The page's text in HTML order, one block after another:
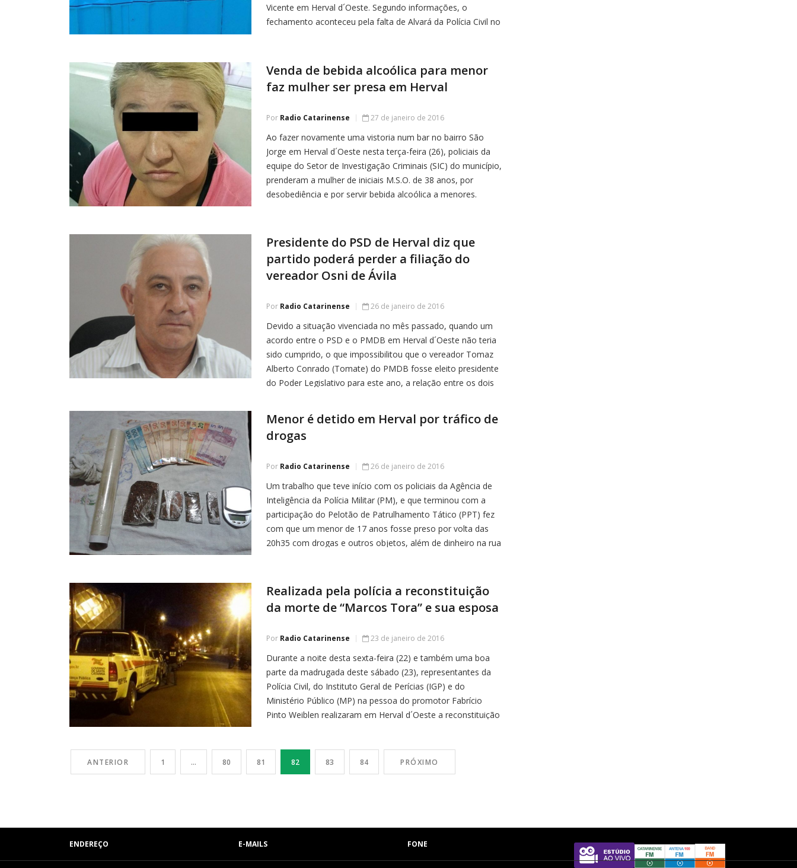
Vicente em Herval d´Oeste. Segundo informações, o
fechamento aconteceu pela falta de Alvará da Polícia Civil no
Venda de bebida alcoólica para menor
faz mulher ser presa em Herval
Por Radio Catarinense 27 de janeiro de 2016
Ao fazer novamente uma vistoria num bar no bairro São
Jorge em Herval d´Oeste nesta terça-feira (26), policiais da
equipe do Setor de Investigação Criminais (SIC) do município,
prenderam a mulher de iniciais M.S.O. de 38 anos, por
desobediência e por servir bebida alcoólica a menores.
Presidente do PSD de Herval diz que
partido poderá perder a filiação do
vereador Osni de Ávila
Por Radio Catarinense 26 de janeiro de 2016
Devido a situação vivenciada no mês passado, quando um
acordo entre o PSD e o PMDB em Herval d´Oeste não teria
sido cumprido, o que impossibilitou que o vereador Tomaz
Alberto Conrado (Tomate) do PMDB fosse eleito presidente
do Poder Legislativo para este ano, a relação entre os dois
Menor é detido em Herval por tráfico de
drogas
Por Radio Catarinense 26 de janeiro de 2016
Um trabalho que teve início com os policiais da Agência de
Inteligência da Polícia Militar (PM), e que terminou com a
participação do Pelotão de Patrulhamento Tático (PPT) fez
com que um menor de 17 anos fosse preso por volta das
20h35 com drogas e outros objetos, além de dinheiro na rua
Realizada pela polícia a reconstituição
da morte de “Marcos Tora” e sua esposa
Por Radio Catarinense 23 de janeiro de 2016
Durante a noite desta sexta-feira (22) e também uma boa
parte da madrugada deste sábado (23), representantes da
Polícia Civil, do Instituto Geral de Perícias (IGP) e do
Ministério Público (MP) na pessoa do promotor Fabrício
Pinto Weiblen realizaram em Herval d´Oeste a reconstituição
ANTERIOR 1 … 80 81 82 83 84 PRÓXIMO
ENDEREÇO E-MAILS FONE